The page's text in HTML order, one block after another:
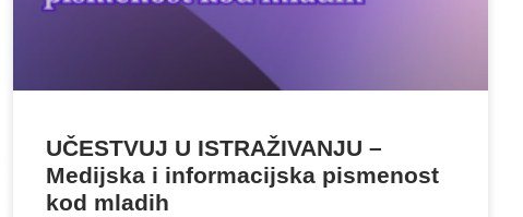
UČESTVUJ U ISTRAŽIVANJU –
Medijska i informacijska pismenost
kod mladih